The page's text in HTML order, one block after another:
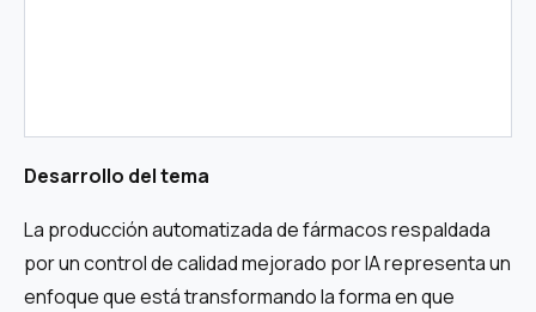
Desarrollo del tema
La producción automatizada de fármacos respaldada
por un control de calidad mejorado por IA representa un
enfoque que está transformando la forma en que